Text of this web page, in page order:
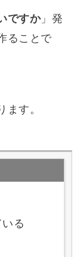
ですか」発
ることで
ます。
る